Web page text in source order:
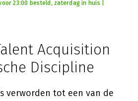
23:00 besteld, zaterdag in huis |
Acquisition
Discipline
verworden tot een van de